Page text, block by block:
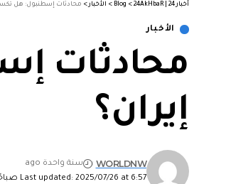
أخبار 24 | 24AkHbaR >
Blog
> الأخبار > محادثات إسطنبول: هل تكسر
الأخبار
محادثات
إيران؟
Last updated: 2025/07/26 at 6:57 صباحًا
WORLDNW
سنة واحدة ago